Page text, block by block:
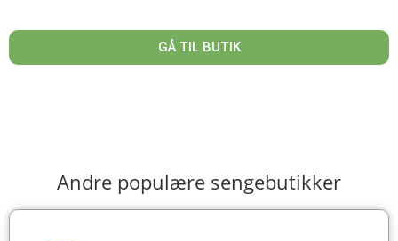
GÅ TIL BUTIK
Andre populære sengebutikker